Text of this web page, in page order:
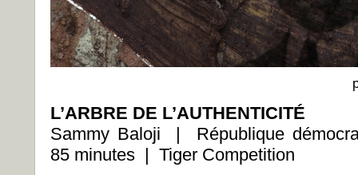
L’ARBRE DE L’AUTHENTICITÉ
Sammy Baloji | République
85 minutes | Tiger Competition